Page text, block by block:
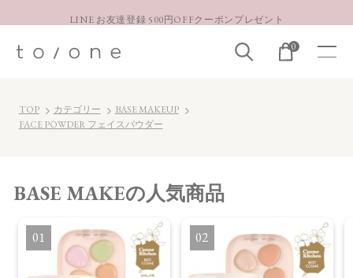
LINE お友達登録 500円OFFクーポンプレゼント
【重要】お盆期間中のお問い合わせと商品配送に関しまして
0
TOP カテゴリー
BASE MAKEUP
FACE POWDER フェイスパウダー
BASE MAKEの人気商品
1 2